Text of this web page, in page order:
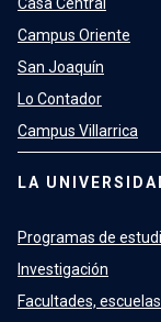
Campus Oriente
San Joaquín
Lo Contador
Campus Villarrica
LA
Programas de
Investigación
Facultades,